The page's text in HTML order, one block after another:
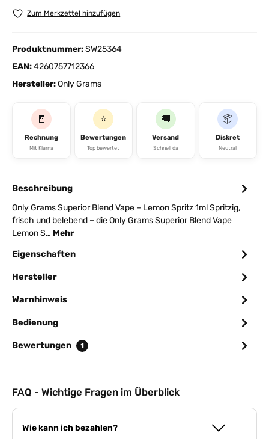
Zum Merkzettel hinzufügen
Produktnummer:SW25364
EAN:4260757712366
Hersteller:Only Grams
🧾
Rechnung
Mit Klarna
⭐
Bewertungen
Top bewertet
🚚
Versand
Schnell da
📦
Diskret
Neutral
Beschreibung
Only Grams Superior Blend Vape – Lemon Spritz 1ml Spritzig,
frisch und belebend – die Only Grams Superior Blend Vape
Lemon S… Mehr
Eigenschaften
Hersteller
Warnhinweis
Bedienung
Bewertungen 1
FAQ - Wichtige Fragen im Überblick
Wie kann ich bezahlen?